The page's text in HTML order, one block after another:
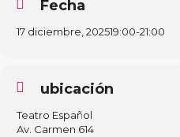
Fecha
17 diciembre, 202519:00-21:00
ubicación
Teatro Español
Av. Carmen 614